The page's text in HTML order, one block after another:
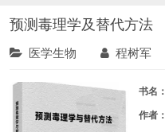
预测毒理学及替代方法
医学生物 程树军
书名：
作者：